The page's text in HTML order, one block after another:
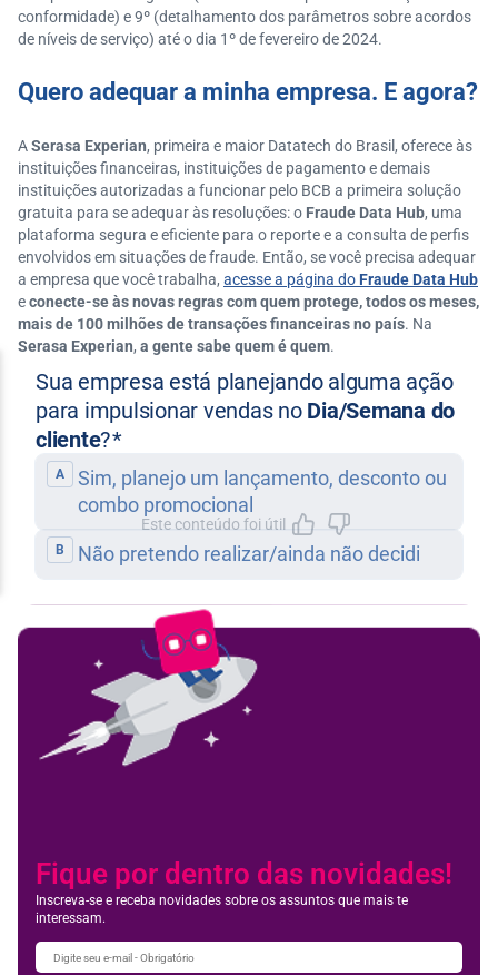
conformidade) e 9º (detalhamento dos parâmetros sobre acordos
de níveis de serviço) até o dia 1º de fevereiro de 2024.
Quero adequar a minha empresa. E agora?
ASerasa Experian, primeira e maior Datatech do Brasil, oferece às
instituições financeiras, instituições de pagamento e demais
instituições autorizadas a funcionar pelo BCB a primeira solução
gratuita para se adequar às resoluções: o Fraude Data Hub, uma
plataforma segura e eficiente para o reporte e a consulta de perfis
envolvidos em situações de fraude. Então, se você precisa adequar
a empresa que você trabalha, acesse a página doFraude Data Hub
econecte-se às novas regras com quem protege, todos os meses,
mais de 100 milhões de transações financeiras no país. Na
Serasa Experian, a gente sabe quem é quem.
Este conteúdo foi útil
Fique por dentro das novidades!
Inscreva-se e receba novidades sobre os assuntos que mais te
interessam.